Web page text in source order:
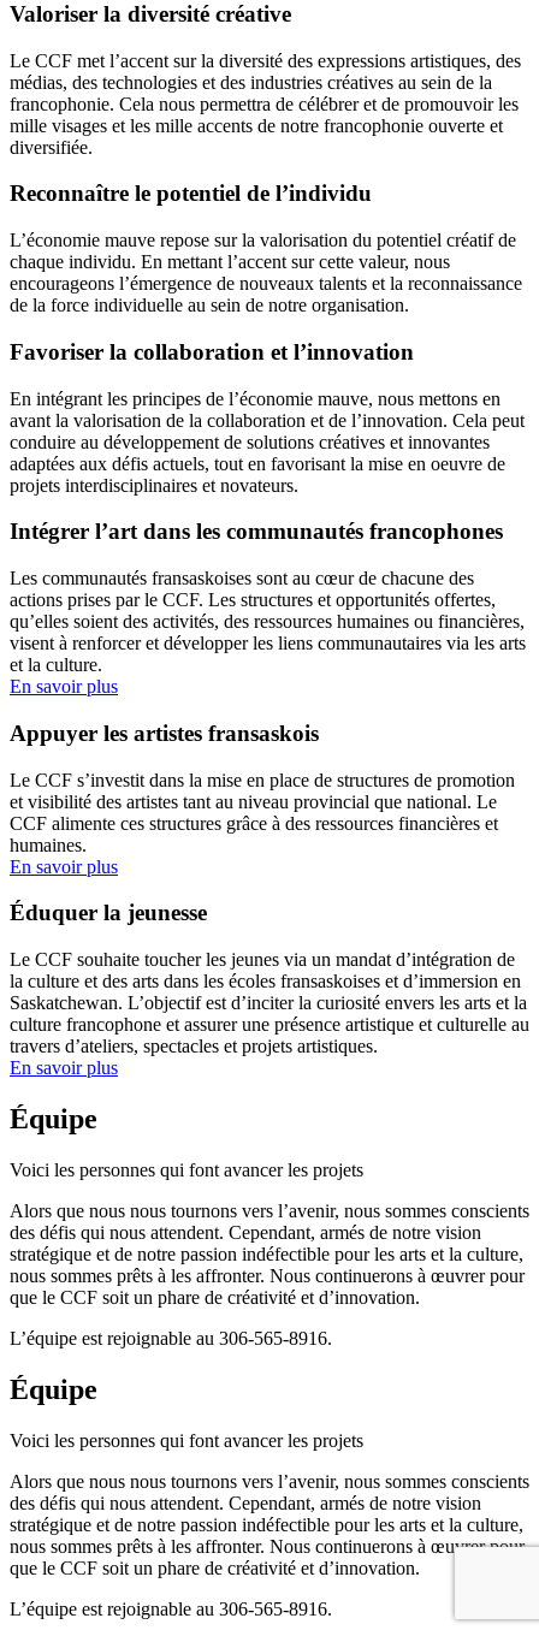
Valoriser la diversité créative
Le CCF met l’accent sur la diversité des expressions artistiques, des
médias, des technologies et des industries créatives au sein de la
francophonie. Cela nous permettra de célébrer et de promouvoir les
mille visages et les mille accents de notre francophonie ouverte et
diversifiée.
Reconnaître le potentiel de l’individu
L’économie mauve repose sur la valorisation du potentiel créatif de
chaque individu. En mettant l’accent sur cette valeur, nous
encourageons l’émergence de nouveaux talents et la reconnaissance
de la force individuelle au sein de notre organisation.
Favoriser la collaboration et l’innovation
En intégrant les principes de l’économie mauve, nous mettons en
avant la valorisation de la collaboration et de l’innovation. Cela peut
conduire au développement de solutions créatives et innovantes
adaptées aux défis actuels, tout en favorisant la mise en oeuvre de
projets interdisciplinaires et novateurs.
Intégrer l’art dans les communautés francophones
Les communautés fransaskoises sont au cœur de chacune des
actions prises par le CCF. Les structures et opportunités offertes,
qu’elles soient des activités, des ressources humaines ou financières,
visent à renforcer et développer les liens communautaires via les arts
et la culture.
En savoir plus
Appuyer les artistes fransaskois
Le CCF s’investit dans la mise en place de structures de promotion
et visibilité des artistes tant au niveau provincial que national. Le
CCF alimente ces structures grâce à des ressources financières et
humaines.
En savoir plus
Éduquer la jeunesse
Le CCF souhaite toucher les jeunes via un mandat d’intégration de
la culture et des arts dans les écoles fransaskoises et d’immersion en
Saskatchewan. L’objectif est d’inciter la curiosité envers les arts et la
culture francophone et assurer une présence artistique et culturelle au
travers d’ateliers, spectacles et projets artistiques.
En savoir plus
Équipe
Voici les personnes qui font avancer les projets
Alors que nous nous tournons vers l’avenir, nous sommes conscients
des défis qui nous attendent. Cependant, armés de notre vision
stratégique et de notre passion indéfectible pour les arts et la culture,
nous sommes prêts à les affronter. Nous continuerons à œuvrer pour
que le CCF soit un phare de créativité et d’innovation.
L’équipe est rejoignable au 306-565-8916.
Équipe
Voici les personnes qui font avancer les projets
Alors que nous nous tournons vers l’avenir, nous sommes conscients
des défis qui nous attendent. Cependant, armés de notre vision
stratégique et de notre passion indéfectible pour les arts et la culture,
nous sommes prêts à les affronter. Nous continuerons à œuvrer pour
que le CCF soit un phare de créativité et d’innovation.
L’équipe est rejoignable au 306-565-8916.